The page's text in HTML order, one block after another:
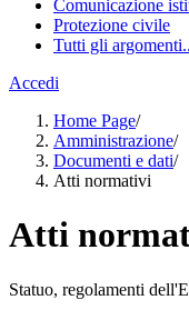
Comunicazione
Protezione civile
Tutti gli
Accedi
Home Page/
Amministrazione/
Documenti e dati/
Atti normativi
Atti
Statuo, regolamenti